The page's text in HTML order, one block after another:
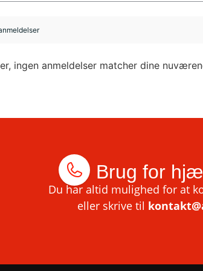
ingen anmeldelser matcher dine
Brug for
Du har altid mulighed for at
eller skrive til